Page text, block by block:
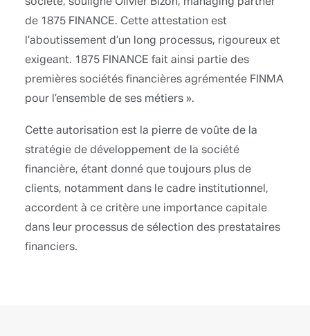
de 1875 FINANCE. Cette attestation est
l’aboutissement d’un long processus, rigoureux et
exigeant. 1875 FINANCE fait ainsi partie des
premières sociétés financières agrémentée FINMA
pour l’ensemble de ses métiers ».
Cette autorisation est la pierre de voûte de la
stratégie de développement de la société
financière, étant donné que toujours plus de
clients, notamment dans le cadre institutionnel,
accordent à ce critère une importance capitale
dans leur processus de sélection des prestataires
financiers.